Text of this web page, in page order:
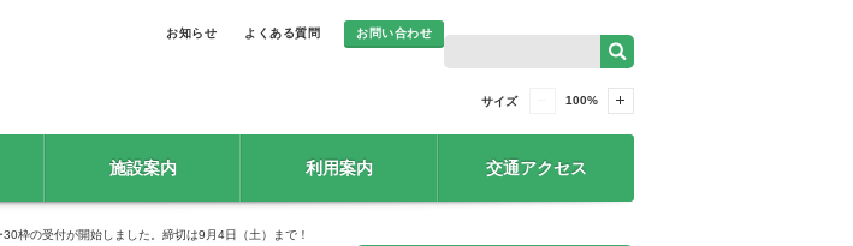
お知らせ よくある質問 お問い合わせ
サイズ 100%
施設案内 利用案内 交通アクセス
枠の受付が開始しました。締切は9月4日（土）まで！